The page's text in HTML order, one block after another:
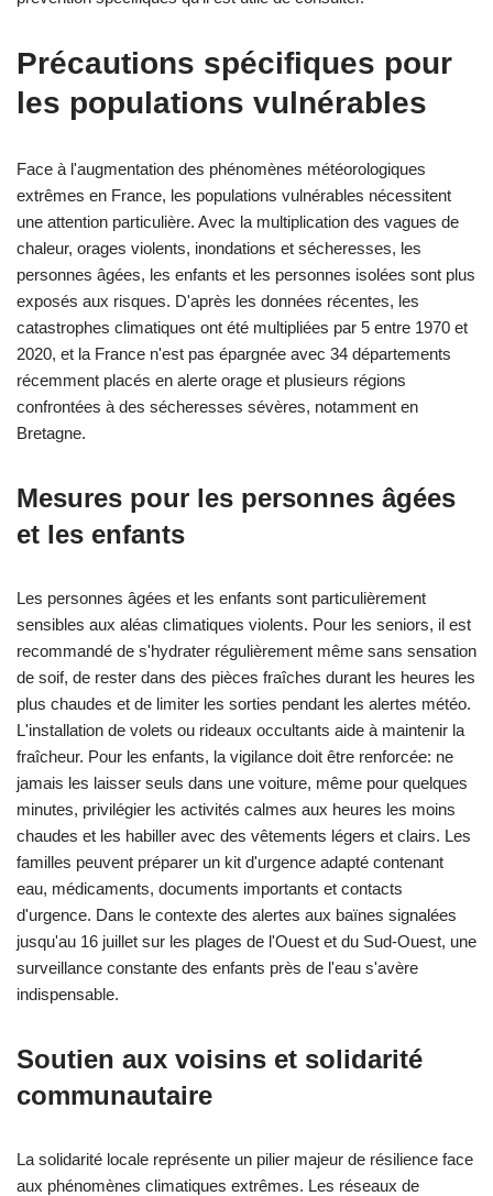
Précautions spécifiques pour
les populations vulnérables
Face à l'augmentation des phénomènes météorologiques
extrêmes en France, les populations vulnérables nécessitent
une attention particulière. Avec la multiplication des vagues de
chaleur, orages violents, inondations et sécheresses, les
personnes âgées, les enfants et les personnes isolées sont plus
exposés aux risques. D'après les données récentes, les
catastrophes climatiques ont été multipliées par 5 entre 1970 et
2020, et la France n'est pas épargnée avec 34 départements
récemment placés en alerte orage et plusieurs régions
confrontées à des sécheresses sévères, notamment en
Bretagne.
Mesures pour les personnes âgées
et les enfants
Les personnes âgées et les enfants sont particulièrement
sensibles aux aléas climatiques violents. Pour les seniors, il est
recommandé de s'hydrater régulièrement même sans sensation
de soif, de rester dans des pièces fraîches durant les heures les
plus chaudes et de limiter les sorties pendant les alertes météo.
L'installation de volets ou rideaux occultants aide à maintenir la
fraîcheur. Pour les enfants, la vigilance doit être renforcée: ne
jamais les laisser seuls dans une voiture, même pour quelques
minutes, privilégier les activités calmes aux heures les moins
chaudes et les habiller avec des vêtements légers et clairs. Les
familles peuvent préparer un kit d'urgence adapté contenant
eau, médicaments, documents importants et contacts
d'urgence. Dans le contexte des alertes aux baïnes signalées
jusqu'au 16 juillet sur les plages de l'Ouest et du Sud-Ouest, une
surveillance constante des enfants près de l'eau s'avère
indispensable.
Soutien aux voisins et solidarité
communautaire
La solidarité locale représente un pilier majeur de résilience face
aux phénomènes climatiques extrêmes. Les réseaux de